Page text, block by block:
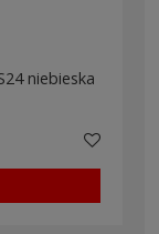
niebieska